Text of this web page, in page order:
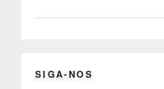
SIGA-NOS